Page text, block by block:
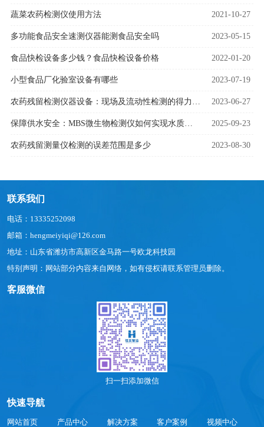
蔬菜农药检测仪使用方法 2021-10-27
多功能食品安全速测仪器能测食品安全吗 2023-05-15
食品快检设备多少钱？食品快检设备价格 2022-01-20
小型食品厂化验室设备有哪些 2023-07-19
农药残留检测仪器设备：现场及流动性检测的得力助手 2023-06-27
保障供水安全：MBS微生物检测仪如何实现水质的快速微生物风险预警 2025-09-23
农药残留测量仪检测的误差范围是多少 2023-08-30
联系我们
电话：13335252098
邮箱：hengmeiyiqi@126.com
地址：山东省潍坊市高新区金马路一号欧龙科技园
特别声明：网站部分内容来自网络，如有侵权请联系管理员删除。
客服微信
扫一扫添加微信
快速导航
网站首页 产品中心 解决方案 客户案例 视频中心